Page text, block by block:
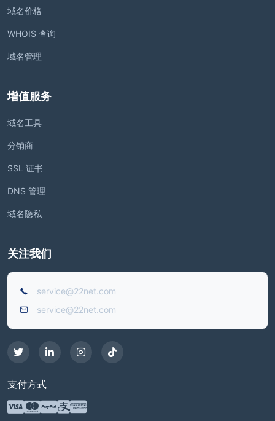
域名价格
WHOIS 查询
域名管理
增值服务
域名工具
分销商
SSL 证书
DNS 管理
域名隐私
关注我们
service@22net.com
service@22net.com
支付方式